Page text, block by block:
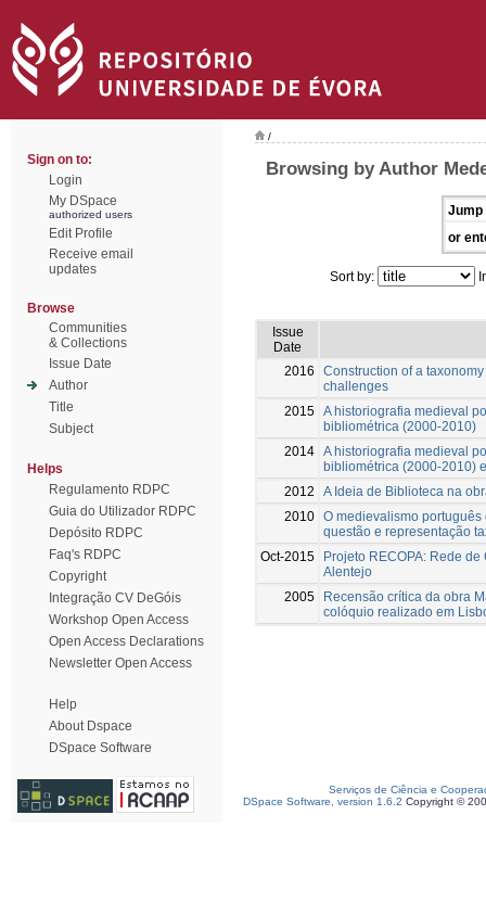
Sign on to:
Login
My DSpace
authorized users
Edit Profile
Receive email
updates
Browse
Communities
& Collections
Issue Date
Author
Title
Subject
Helps
Regulamento RDPC
Guia do Utilizador RDPC
Depósito RDPC
Faq's RDPC
Copyright
Integração CV DeGóis
Workshop Open Access
Open Access Declarations
Newsletter Open Access
Help
About Dspace
DSpace Software
/
Browsing by Author
Jump
or
Sort by:
Issue
Date
2016
Construction of a
challenges
2015 A historiografia medieval
bibliométrica (2000-2010)
2014 A historiografia medieval
bibliométrica (2000-2010)
2012
A Ideia de Biblioteca na
2010 O medievalismo
questão e representação
Oct-2015
Projeto RECOPA: Rede
Alentejo
2005
Recensão crítica da obra
colóquio realizado em
Serviços de Ciência e
DSpace Software, version 1.6.2 Copyright ©